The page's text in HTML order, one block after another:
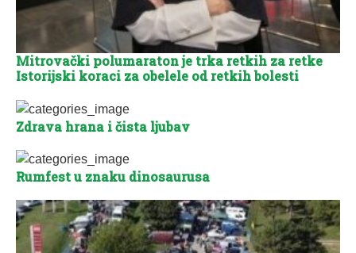
Mitrovački polumaraton je trka retkih za retke
Istorijski koraci za obelele od retkih bolesti
Zdrava hrana i čista ljubav
Rumfest u znaku dinosaurusa